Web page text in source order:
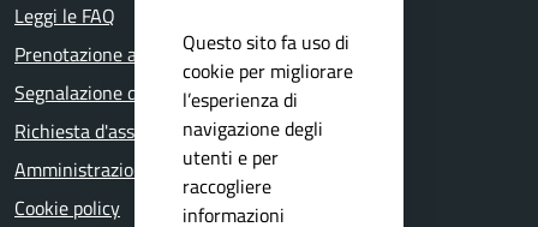
Leggi le FAQ
Prenotazione appuntamento
Segnalazione disservizio
Richiesta d'assistenza
Amministrazione trasparente
Cookie policy
Questo sito fa uso di
cookie per migliorare
l’esperienza di
navigazione degli
utenti e per
raccogliere
informazioni